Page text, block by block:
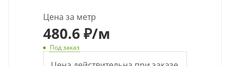
Цена за метр
480.6 ₽/м
Под заказ